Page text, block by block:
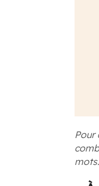
Pour
mots.